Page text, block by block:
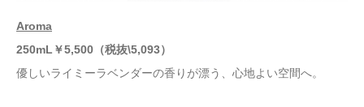
Aroma
250mL ￥5,500 （税抜\5,093）
優しいライミーラベンダーの香りが漂う、心地よい空間へ。